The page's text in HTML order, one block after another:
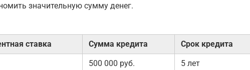
значительную сумму денег.
ставка Сумма кредита Срок кредита
500 000 руб. 5 лет